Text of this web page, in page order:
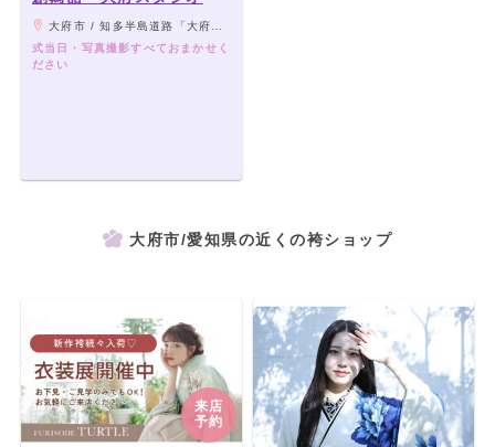
大府市 / 知多半島道路「大府・東海IC」から10～15分
式当日・写真撮影すべておまかせく
ださい
大府市/愛知県の近くの袴ショップ
来店
予約